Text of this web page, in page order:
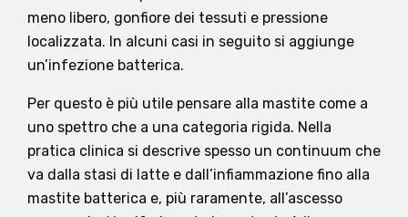
meno libero, gonfiore dei tessuti e pressione
localizzata. In alcuni casi in seguito si aggiunge
un’infezione batterica.
Per questo è più utile pensare alla mastite come a
uno spettro che a una categoria rigida. Nella
pratica clinica si descrive spesso un continuum che
va dalla stasi di latte e dall’infiammazione fino alla
mastite batterica e, più raramente, all’ascesso